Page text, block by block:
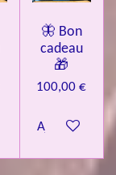
panier
🦋 Bon
cadeau
🎁
100,00 €
Ajouter au